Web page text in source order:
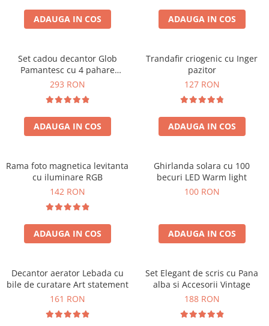
Cadouri Fete
Pentru Copilul din tine
Cadouri de Casa Noua
Cadouri Majorat
Cadouri pentru Nasi
Cadouri pentru Bunici
Cadouri pentru Prieteni
Cel ce are tot
Cadouri Nunta si Cununie civila
Cani si Termosuri
Jocuri si Puzzle
Seturi de caligrafie
Cadouri Sfantul Alexandru
Cadouri Constantin si Elena
Cadouri Sfanta Maria
Cadouri Sfintii Mihail si Gavriil
ADAUGA IN COS ADAUGA IN COS
Set cadou decantor Glob
Pamantesc cu 4 pahare
Deluxe
293 RON
ADAUGA IN COS
Trandafir criogenic cu Inger
pazitor
127 RON
ADAUGA IN COS
Rama foto magnetica levitanta
cu iluminare RGB
142 RON
ADAUGA IN COS
Ghirlanda solara cu 100
becuri LED Warm light
100 RON
ADAUGA IN COS
Decantor aerator Lebada cu
bile de curatare Art statement
161 RON
Set Elegant de scris cu Pana
alba si Accesorii Vintage
188 RON